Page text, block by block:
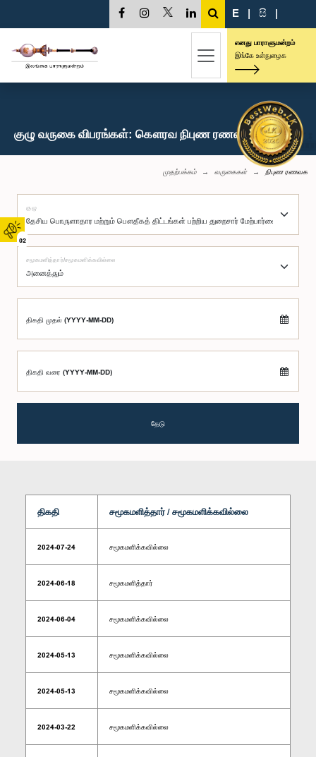
02
E | සි |
எனது பாராளுமன்றம்
இங்கே உள்நுழைக
குழு வருகை விபரங்கள்: கௌரவ நிபுண ரணவக, பா.உ.
முதற்பக்கம் வருகைகள் நிபுண ரணவக
குழு
சமூகமளித்தார்/சமூகமளிக்கவில்லை
திகதி முதல் (YYYY-MM-DD)
திகதி வரை (YYYY-MM-DD)
தேடு
திகதி சமூகமளித்தார் / சமூகமளிக்கவில்லை
2024-07-24 சமூகமளிக்கவில்லை
2024-06-18 சமூகமளித்தார்
2024-06-04 சமூகமளிக்கவில்லை
2024-05-13 சமூகமளிக்கவில்லை
2024-05-13 சமூகமளிக்கவில்லை
2024-03-22 சமூகமளிக்கவில்லை